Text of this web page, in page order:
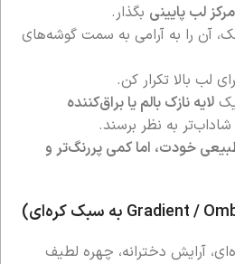
مرکز لب پایینی بگذار.
آن را به آرامی به سمت گوشه‌های
لب بالا تکرار کن.
لایه نازک بالم یا براق‌کننده
به نظر برسند.
خودت، اما کمی پررنگ‌تر و
آرایش دخترانه، چهره لطیف